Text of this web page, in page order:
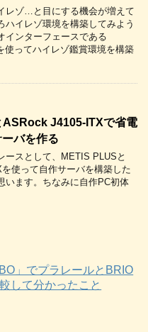
レゾ…と目にする機会が増えて
ハイレゾ環境を構築してみよう
インターフェースである
使ってハイレゾ鑑賞環境を構築
ASRock J4105-ITXで省電
バを作る
ースとして、METIS PLUSと
使って自作サーバを構築した
います。ちなみに自作PC初体
」でプラレールとBRIO
して分かったこと